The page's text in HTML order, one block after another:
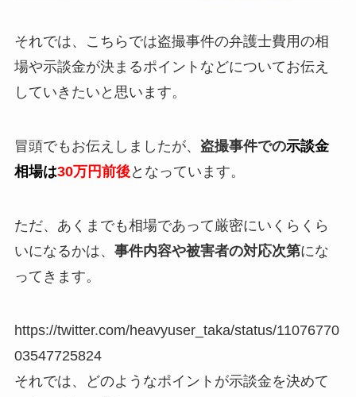
それでは、こちらでは盗撮事件の弁護士費用の相
場や示談金が決まるポイントなどについてお伝え
していきたいと思います。
冒頭でもお伝えしましたが、 盗撮事件での示談金
相場は30万円前後となっています。
ただ、あくまでも相場であって厳密にいくらくら
いになるかは、 事件内容や被害者の対応次第にな
ってきます。
https://twitter.com/heavyuser_taka/status/11076770
03547725824
それでは、どのようなポイントが示談金を決めて